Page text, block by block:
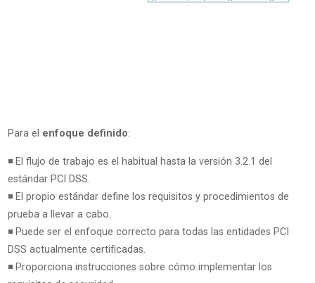
Para el enfoque definido:
◾ El flujo de trabajo es el habitual hasta la versión 3.2.1 del
estándar PCI DSS.
◾ El propio estándar define los requisitos y procedimientos de
prueba a llevar a cabo.
◾ Puede ser el enfoque correcto para todas las entidades PCI
DSS actualmente certificadas.
◾ Proporciona instrucciones sobre cómo implementar los